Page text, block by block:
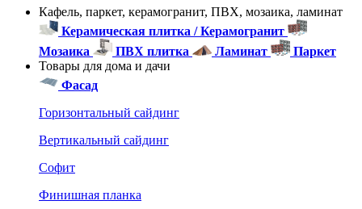
Кафель, паркет, керамогранит, ПВХ, мозаика, ламинат
Керамическая плитка / Керамогранит
Мозаика
ПВХ плитка Ламинат
Паркет
Товары для дома и дачи
Фасад
Горизонтальный сайдинг
Вертикальный сайдинг
Софит
Финишная планка